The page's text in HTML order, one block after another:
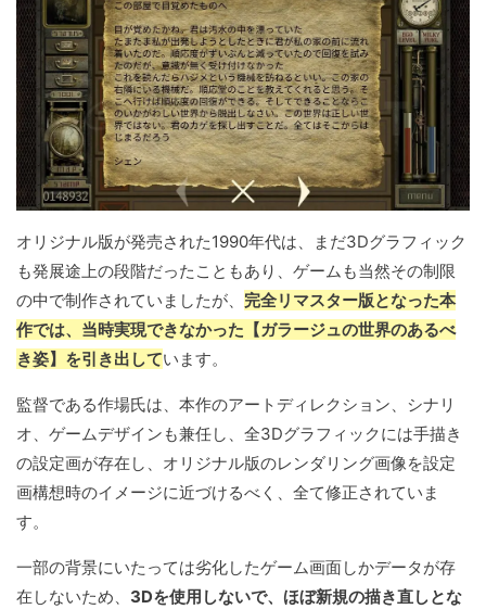
オリジナル版が発売された1990年代は、まだ3Dグラフィック
も発展途上の段階だったこともあり、ゲームも当然その制限
の中で制作されていましたが、 完全リマスター版となった本
作では、当時実現できなかった【ガラージュの世界のあるべ
き姿】を引き出しています。
監督である作場氏は、本作のアートディレクション、シナリ
オ、ゲームデザインも兼任し、全3Dグラフィックには手描き
の設定画が存在し、オリジナル版のレンダリング画像を設定
画構想時のイメージに近づけるべく、全て修正されていま
す。
一部の背景にいたっては劣化したゲーム画面しかデータが存
在しないため、 3Dを使用しないで、ほぼ新規の描き直しとな